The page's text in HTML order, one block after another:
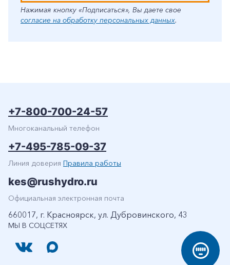
Нажимая кнопку «Подписаться», Вы даете свое
согласие на обработку персональных данных.
МЫ В СОЦСЕТЯХ
+7-800-700-24-57
Многоканальный телефон
+7-495-785-09-37
Линия доверия Правила работы
kes@rushydro.ru
Официальная электронная почта
660017, г. Красноярск, ул. Дубровинского, 43